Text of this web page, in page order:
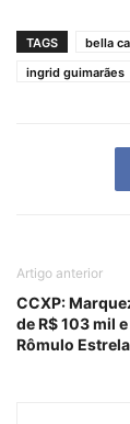
TAGS bella
ingrid guimarães
Artigo anterior
CCXP:
de R$ 103 mil
Rômulo Estrela